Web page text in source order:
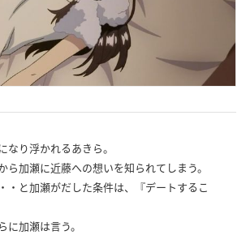
り浮かれるあきら。
ら加瀬に近藤への想いを知られてしまう。
・と加瀬がだした条件は、『デートするこ
加瀬は言う。